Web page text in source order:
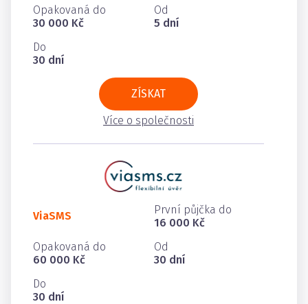
Opakovaná do
30 000 Kč
Od
5 dní
Do
30 dní
ZÍSKAT
Více o společnosti
ViaSMS
První půjčka do
16 000 Kč
Opakovaná do
60 000 Kč
Od
30 dní
Do
30 dní